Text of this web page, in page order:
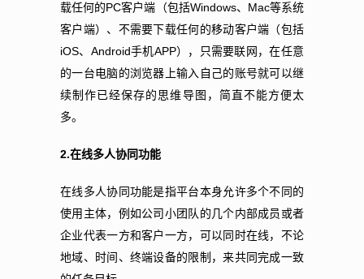
载任何的PC客户端（包括Windows、 Mac等系统
客户端）、不需要下载任何的移动客户端（包括
iOS、 Android手机APP），只需要联网，在任意
的一台电脑的浏览器上输入自己的账号就可以继
续制作已经保存的思维导图，简直不能方便太
多。
2.在线多人协同功能
在线多人协同功能是指平台本身允许多个不同的
使用主体，例如公司小团队的几个内部成员或者
企业代表一方和客户一方，可以同时在线，不论
地域、时间、终端设备的限制，来共同完成一致